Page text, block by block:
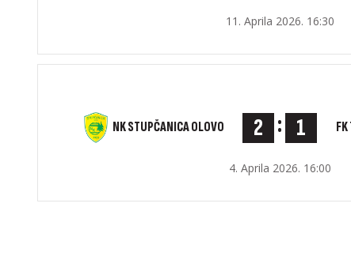
11. Aprila 2026. 16:30
NK STUPČANICA OLOVO 2 : 1
4. Aprila 2026. 16:00